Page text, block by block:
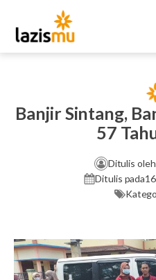
Banjir Sintang,
57
Ditulis oleh
Ditulis pada